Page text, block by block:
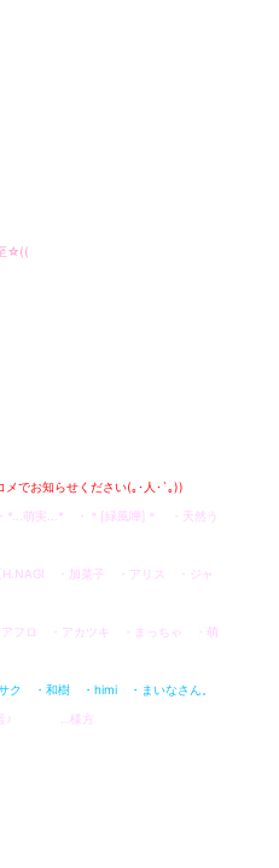
☆((
メでお知らせください(｡･人･`｡))
萌実...* ・＊[緑風嘩]＊ ・天然う
・加菜子 ・アリス ・ジャ
フロ ・アカツキ ・まっちゃ ・萌
ク ・和樹 ・himi ・まいなさん。
花音♪ …様方